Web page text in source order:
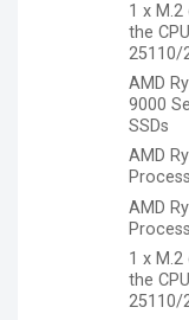
1 x
the
25110/
AMD
9000
SSDs
AMD
AMD
1 x
the
25110/